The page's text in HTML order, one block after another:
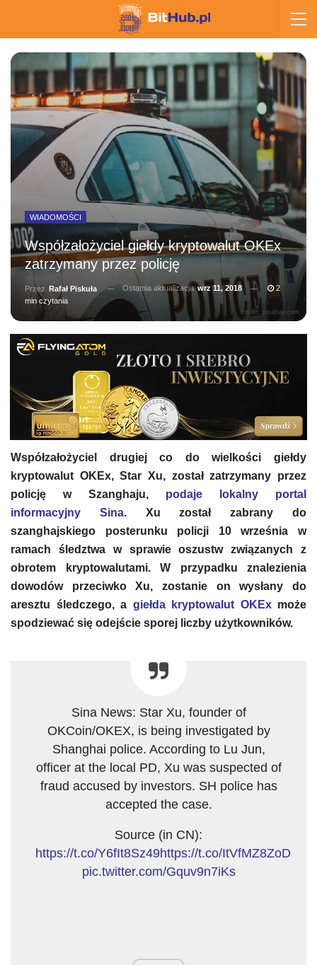
źródło: pixabay.com
WIADOMOŚCI
Współzałożyciel giełdy kryptowalut OKEx
zatrzymany przez policję
Przez Rafał Piskuła Ostatnia aktualizacjawrz 11, 2018
2
min czytania
Współzałożyciel drugiej co do wielkości giełdy
kryptowalut OKEx, Star Xu, został zatrzymany przez
policję w Szanghaju, podaje lokalny portal
informacyjny Sina. Xu został zabrany do
szanghajskiego posterunku policji 10 września w
ramach śledztwa w sprawie oszustw związanych z
obrotem kryptowalutami. W przypadku znalezienia
dowodów przeciwko Xu, zostanie on wysłany do
aresztu śledczego, a giełda kryptowalut OKExmoże
spodziewać się odejście sporej liczby użytkowników.
Sina News: Star Xu, founder of
OKCoin/OKEX, is being investigated by
Shanghai police. According to Lu Jun,
officer at the local PD, Xu was suspected of
fraud accused by investors. SH police has
accepted the case.
Source (in CN):
https://t.co/Y6fIt8Sz49https://t.co/ItVfMZ8ZoD
pic.twitter.com/Gquv9n7iKs